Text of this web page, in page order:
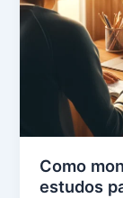
Como
estudos